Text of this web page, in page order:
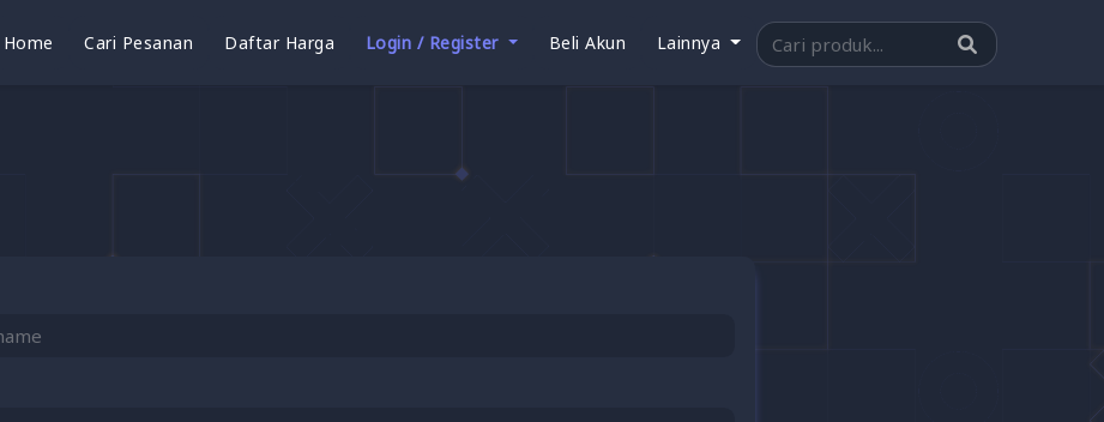
Home Cari Pesanan Daftar Harga Login / Register Beli Akun Lainnya